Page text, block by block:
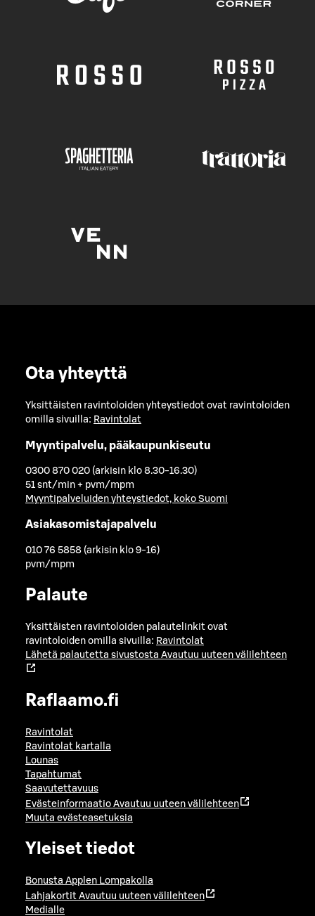
Ota yhteyttä
Yksittäisten ravintoloiden yhteystiedot ovat ravintoloiden
omilla sivuilla: Ravintolat
Myyntipalvelu, pääkaupunkiseutu
0300 870 020 (arkisin klo 8.30-16.30)
51 snt/min + pvm/mpm
Myyntipalveluiden yhteystiedot, koko Suomi
Asiakasomistajapalvelu
010 76 5858 (arkisin klo 9-16)
pvm/mpm
Palaute
Yksittäisten ravintoloiden palautelinkit ovat
ravintoloiden omilla sivuilla: Ravintolat
Lähetä palautetta sivustosta Avautuu uuteen välilehteen
Raflaamo.fi
Ravintolat
Ravintolat kartalla
Lounas
Tapahtumat
Saavutettavuus
Evästeinformaatio Avautuu uuteen välilehteen
Muuta evästeasetuksia
Yleiset tiedot
Bonusta Applen Lompakolla
Lahjakortit Avautuu uuteen välilehteen
Medialle